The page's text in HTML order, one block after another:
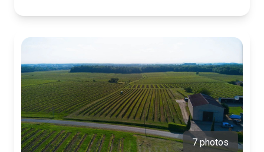
7 photos